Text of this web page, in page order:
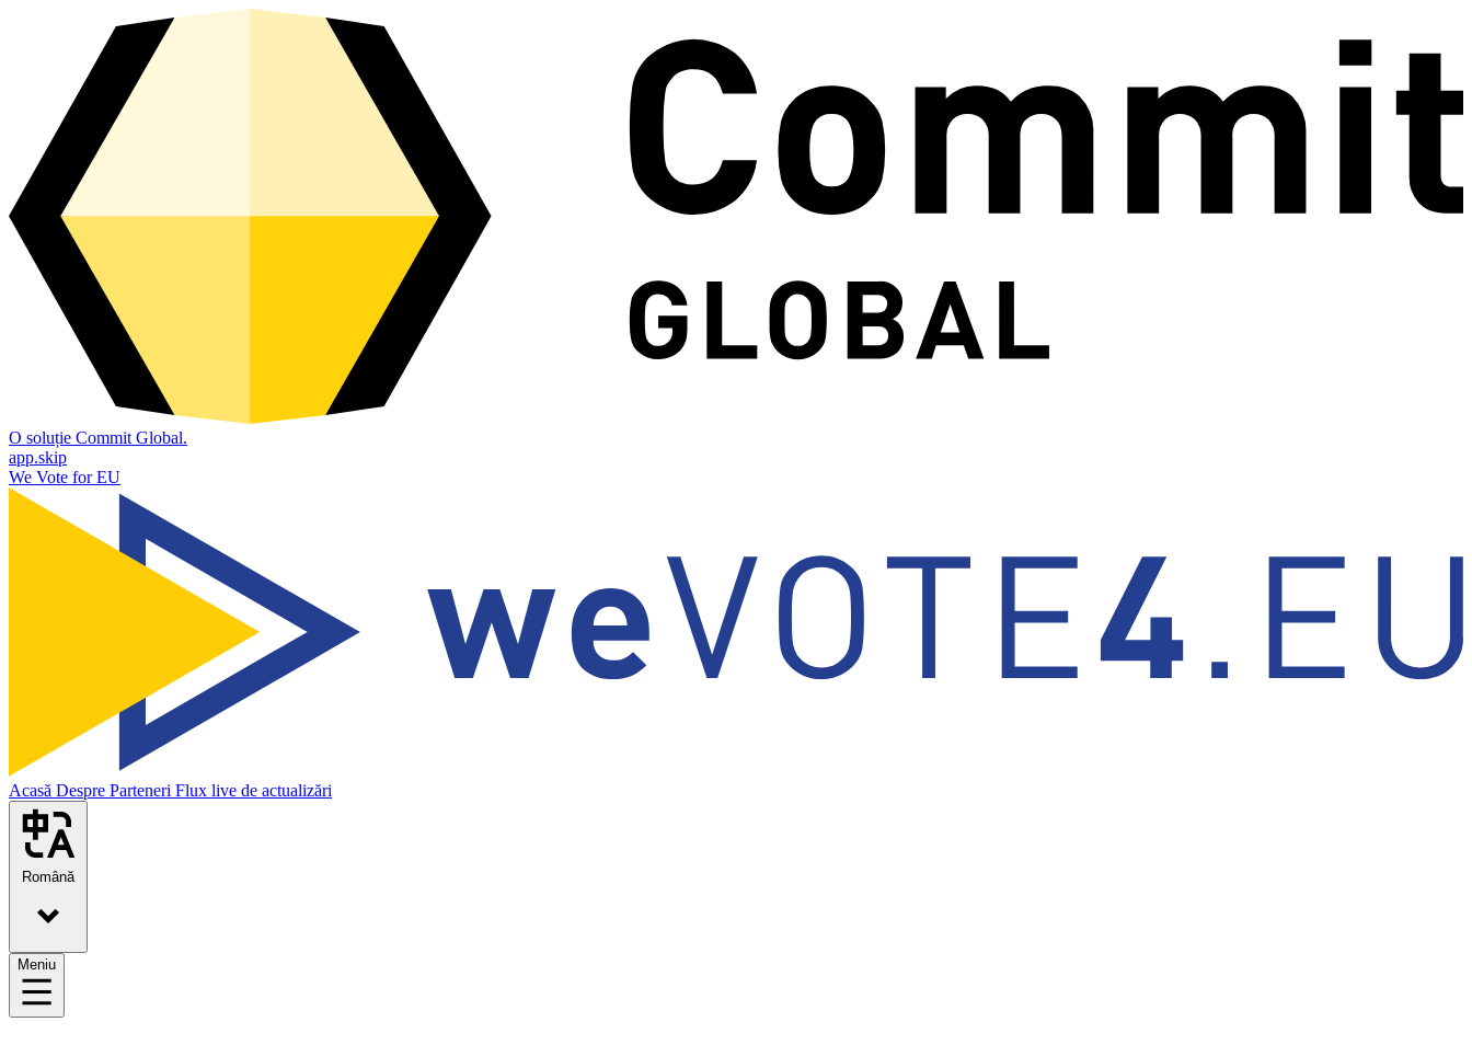
O soluție Commit Global.
app.skip
We Vote for EU
Acasă Despre Parteneri Flux live de actualizări
Română
Meniu